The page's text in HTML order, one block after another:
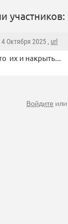
участников:
4 Октября 2025 , url
их и накрыть...
Войдите или